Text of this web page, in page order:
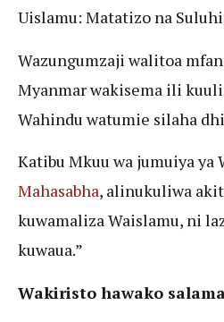
Uislamu: Matatizo na
Wazungumzaji walitoa
Myanmar wakisema ili
Wahindu watumie silaha
Katibu Mkuu wa jumuiya ya
Mahasabha, alinukuliwa
kuwamaliza Waislamu, ni
kuwaua.”
Wakiristo hawako salama